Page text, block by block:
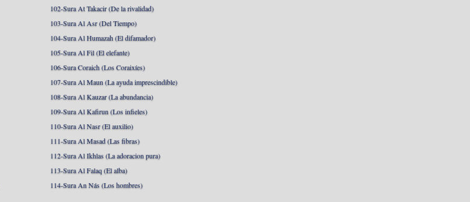
102-Sura At Takacir (De la rivalidad)
103-Sura Al Asr (Del Tiempo)
104-Sura Al Humazah (El difamador)
105-Sura Al Fil (El elefante)
106-Sura Coraich (Los Coraixíes)
107-Sura Al Maun (La ayuda imprescindible)
108-Sura Al Kauzar (La abundancia)
109-Sura Al Kafirun (Los infieles)
110-Sura Al Nasr (El auxilio)
111-Sura Al Masad (Las fibras)
112-Sura Al Ikhlas (La adoracion pura)
113-Sura Al Falaq (El alba)
114-Sura An Nás (Los hombres)